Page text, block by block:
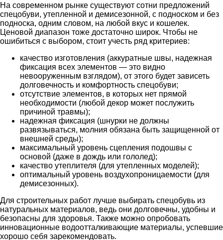
На современном рынке существуют сотни предложений
спецобуви, утепленной и демисезонной, с подноском и без
подноска, одним словом, на любой вкус и кошелек.
Ценовой диапазон тоже достаточно широк. Чтобы не
ошибиться с выбором, стоит учесть ряд критериев:
качество изготовления (аккуратные швы, надежная
фиксация всех элементов — это видно
невооруженным взглядом), от этого будет зависеть
долговечность и комфортность спецобуви;
отсутствие элементов, в которых нет прямой
необходимости (любой декор может послужить
причиной травмы);
надежная фиксация (шнурки не должны
развязываться, молния обязана быть защищенной от
внешней среды);
максимальный уровень сцепления подошвы с
основой (даже в дождь или гололед);
качество утеплителя (для утепленных моделей);
оптимальный уровень воздухопроницаемости (для
демисезонных).
Для строительных работ лучше выбирать спецобувь из
натуральных материалов, ведь они долговечны, удобны и
безопасны для здоровья. Также можно опробовать
инновационные водоотталкивающие материалы, успевшие
хорошо себя зарекомендовать.